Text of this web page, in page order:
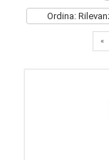
Ordina:
«